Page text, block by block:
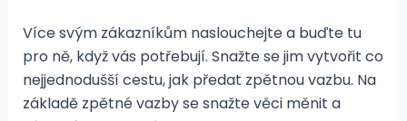
Více svým zákazníkům naslouchejte a buďte tu
pro ně, když vás potřebují. Snažte se jim vytvořit co
nejjednodušší cestu, jak předat zpětnou vazbu. Na
základě zpětné vazby se snažte věci měnit a